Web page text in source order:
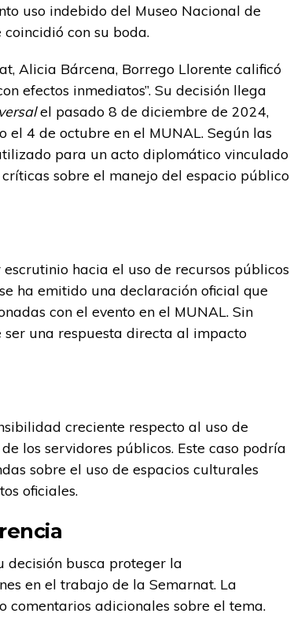
uso indebido del Museo Nacional de
con su boda.
Alicia Bárcena, Borrego Llorente calificó
efectos inmediatos”. Su decisión llega
el pasado 8 de diciembre de 2024,
el 4 de octubre en el MUNAL. Según las
para un acto diplomático vinculado
sobre el manejo del espacio público
hacia el uso de recursos públicos
ha emitido una declaración oficial que
con el evento en el MUNAL. Sin
una respuesta directa al impacto
creciente respecto al uso de
los servidores públicos. Este caso podría
sobre el uso de espacios culturales
oficiales.
decisión busca proteger la
en el trabajo de la Semarnat. La
comentarios adicionales sobre el tema.